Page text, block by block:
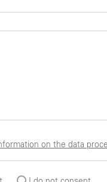
on the data